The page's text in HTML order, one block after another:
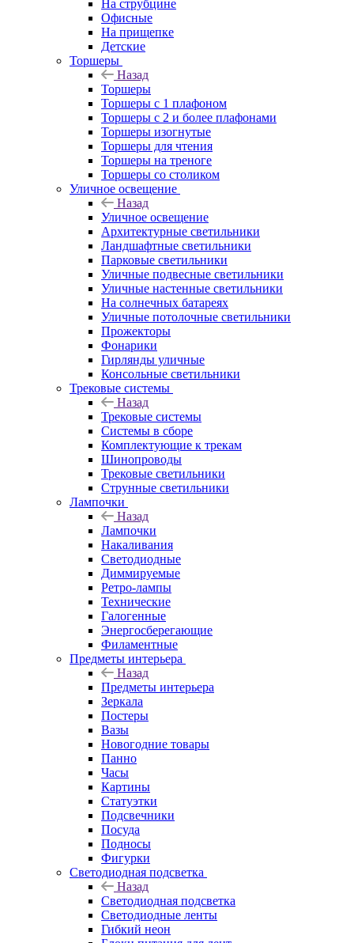
На струбцине
Офисные
На прищепке
Детские
Торшеры
Назад
Торшеры
Торшеры с 1 плафоном
Торшеры с 2 и более плафонами
Торшеры изогнутые
Торшеры для чтения
Торшеры на треноге
Торшеры со столиком
Уличное освещение
Назад
Уличное освещение
Архитектурные светильники
Ландшафтные светильники
Парковые светильники
Уличные подвесные светильники
Уличные настенные светильники
На солнечных батареях
Уличные потолочные светильники
Прожекторы
Фонарики
Гирлянды уличные
Консольные светильники
Трековые системы
Назад
Трековые системы
Системы в сборе
Комплектующие к трекам
Шинопроводы
Трековые светильники
Струнные светильники
Лампочки
Назад
Лампочки
Накаливания
Светодиодные
Диммируемые
Ретро-лампы
Технические
Галогенные
Энергосберегающие
Филаментные
Предметы интерьера
Назад
Предметы интерьера
Зеркала
Постеры
Вазы
Новогодние товары
Панно
Часы
Картины
Статуэтки
Подсвечники
Посуда
Подносы
Фигурки
Светодиодная подсветка
Назад
Светодиодная подсветка
Светодиодные ленты
Гибкий неон